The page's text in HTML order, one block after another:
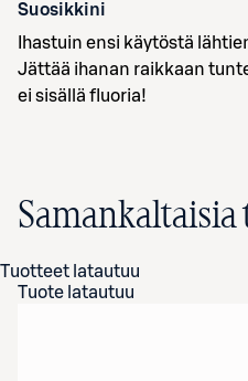
Suosikkini
Ihastuin ensi käytöstä
Jättää ihanan raikkaan
ei sisällä fluoria!
Tuotteet latautuu
Tuote latautuu